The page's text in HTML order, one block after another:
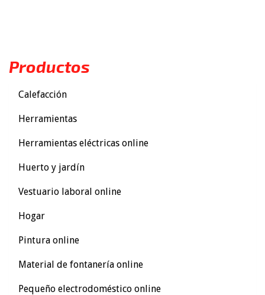
Productos
Calefacción
Herramientas
Herramientas eléctricas online
Huerto y jardín
Vestuario laboral online
Hogar
Pintura online
Material de fontanería online
Pequeño electrodoméstico online